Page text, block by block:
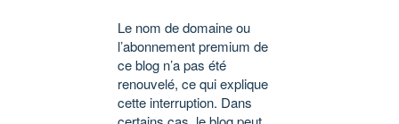
Le nom de domaine ou
l’abonnement premium de
ce blog n’a pas été
renouvelé, ce qui explique
cette interruption. Dans